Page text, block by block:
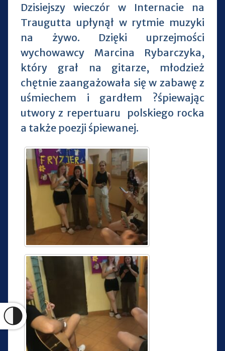
Dzisiejszy wieczór w Internacie na
Traugutta upłynął w rytmie muzyki
na żywo. Dzięki uprzejmości
wychowawcy Marcina Rybarczyka,
który grał na gitarze, młodzież
chętnie zaangażowała się w zabawę z
uśmiechem i gardłem ?śpiewając
utwory z repertuaru polskiego rocka
a także poezji śpiewanej.